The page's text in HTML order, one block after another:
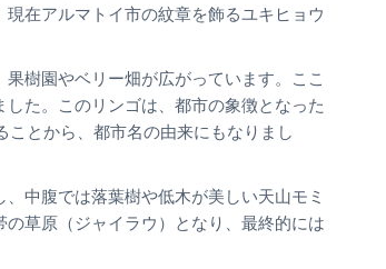
在アルマトイ市の紋章を飾るユキヒョウ
樹園やベリー畑が広がっています。ここ
た。このリンゴは、都市の象徴となった
とから、都市名の由来にもなりまし
中腹では落葉樹や低木が美しい天山モミ
草原（ジャイラウ）となり、最終的には